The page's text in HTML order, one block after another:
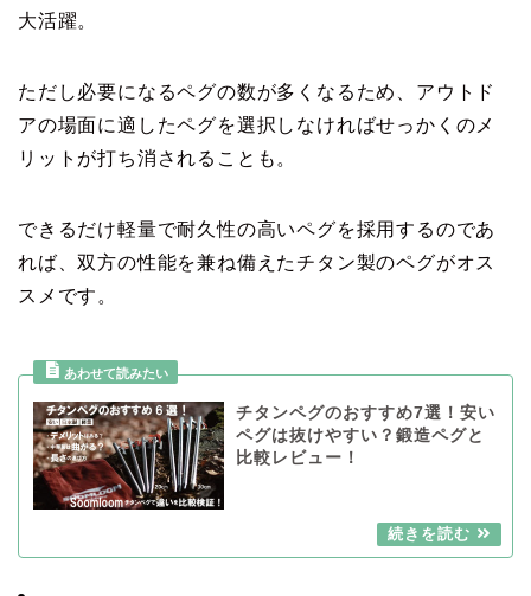
大活躍。
ただし必要になるペグの数が多くなるため、アウトド
アの場面に適したペグを選択しなければせっかくのメ
リットが打ち消されることも。
できるだけ軽量で耐久性の高いペグを採用するのであ
れば、双方の性能を兼ね備えたチタン製のペグがオス
スメです。
チタンペグのおすすめ7選！安い
ペグは抜けやすい？鍛造ペグと
比較レビュー！